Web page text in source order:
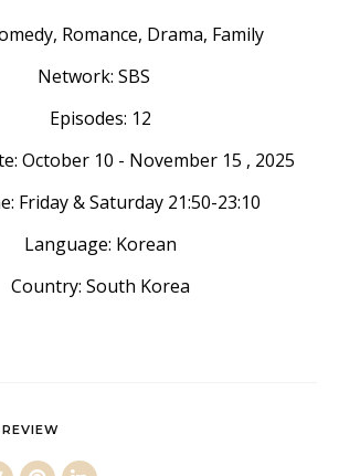
Romance, Drama, Family
Network: SBS
Episodes: 12
October 10 - November 15 , 2025
Friday & Saturday 21:50-23:10
Language: Korean
Country: South Korea
REVIEW